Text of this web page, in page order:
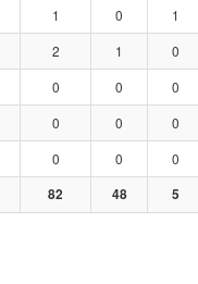
1 0 1
2 1 0
0 0 0
0 0 0
0 0 0
82 48 5